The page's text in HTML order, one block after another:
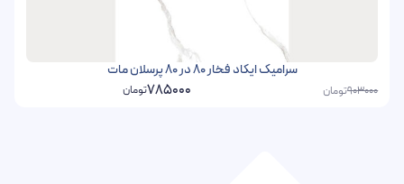
سرامیک ایکاد فخار 80 در 80 پرسلان مات
903000تومان 785000تومان